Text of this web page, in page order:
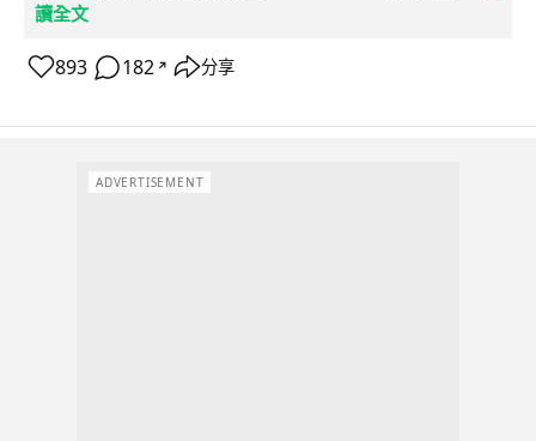
讀全文
893 182 ↗ 分享
ADVERTISEMENT